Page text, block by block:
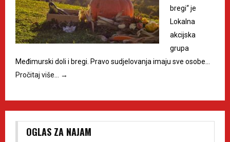
bregi“ je
Lokalna
akcijska
grupa
Međimurski doli i bregi. Pravo sudjelovanja imaju sve osobe…
Pročitaj više…
→
OGLAS ZA NAJAM